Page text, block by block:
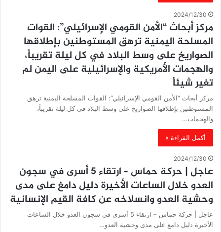
2024/12/30
مركز أبحاث “الأمن القومي الإسرائيلي”: القوات
المسلحة اليمنية ترهق المستوطنين بإطلاقها
الصواريخ على وسط البلاد في كل ليلة تقريباً،
والهجمات الأمريكية والإسرائيلية على اليمن لم
تغير شيئاً
مركز أبحاث “الأمن القومي الإسرائيلي”: القوات المسلحة اليمنية ترهق
المستوطنين بإطلاقها الصواريخ على وسط البلاد في كل ليلة تقريباً،
والهجمات…
أكمل القراءة »
2024/12/30
‏عاجل | حركة حماس – ارتقاء 5 أسرى في سجون
العدو خلال الساعات الأخيرة دليل دامغ على مدى
وحشية العدو وانسلاخه عن كافة القيم الإنسانية
‏عاجل | حركة حماس – ارتقاء 5 أسرى في سجون العدو خلال الساعات
الأخيرة دليل دامغ على مدى وحشية العدو…